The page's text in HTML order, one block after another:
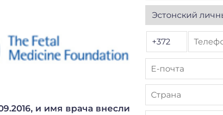
и имя врача внесли